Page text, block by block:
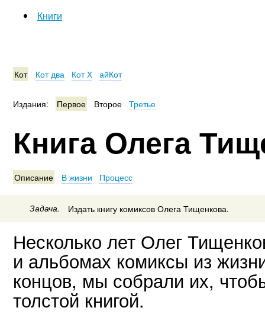
Книги
Кот Кот два Кот X айКот
Издания: Первое ВтороеТретье
Книга Олега
Описание В жизни Процесс
Задача. Издать книгу комиксов Олега Тищенкова.
Несколько лет Олег
и альбомах комиксы из
концов, мы собрали их,
толстой книгой.